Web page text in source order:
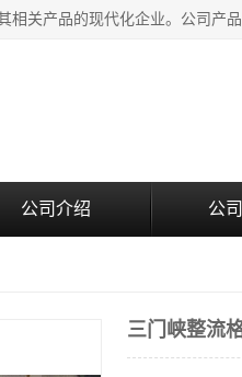
公司介绍 公
三门峡整流